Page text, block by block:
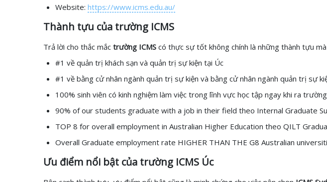
Website: https://www.icms.edu.au/
Thành tựu của trường ICMS
Trả lời cho thắc mắc trường ICMS có thực sự tốt không chính là những thành tựu
#1 về quản trị khách sạn và quản trị sự kiện tại Úc
#1 về bằng cử nhân ngành quản trị sự kiện và bằng cử nhân ngành quản trị sự
100% sinh viên có kinh nghiệm làm việc trong lĩnh vực học tập ngay khi ra
90% of our students graduate with a job in their field theo Internal Graduate
TOP 8 for overall employment in Australian Higher Education theo QILT
Overall Graduate employment rate HIGHER THAN THE G8 Australian
Ưu điểm nổi bật của trường ICMS Úc